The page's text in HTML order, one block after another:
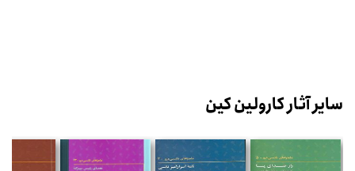
سایر آثار کارولین کین